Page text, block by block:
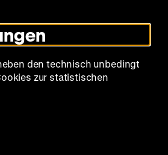
Sprache
Über uns
den technisch unbedingt
zur statistischen